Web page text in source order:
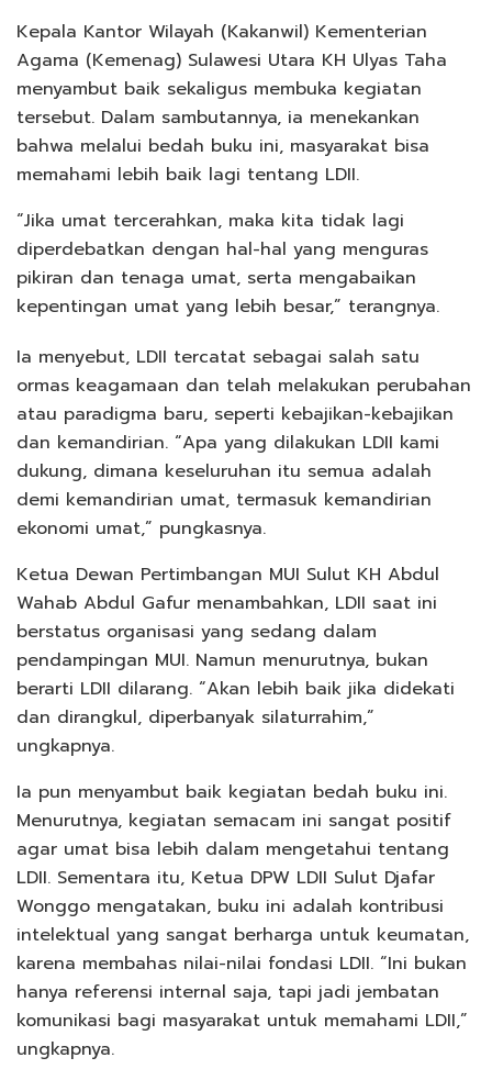
Kepala Kantor Wilayah (Kakanwil) Kementerian
Agama (Kemenag) Sulawesi Utara KH Ulyas Taha
menyambut baik sekaligus membuka kegiatan
tersebut. Dalam sambutannya, ia menekankan
bahwa melalui bedah buku ini, masyarakat bisa
memahami lebih baik lagi tentang LDII.
“Jika umat tercerahkan, maka kita tidak lagi
diperdebatkan dengan hal-hal yang menguras
pikiran dan tenaga umat, serta mengabaikan
kepentingan umat yang lebih besar,” terangnya.
Ia menyebut, LDII tercatat sebagai salah satu
ormas keagamaan dan telah melakukan perubahan
atau paradigma baru, seperti kebajikan-kebajikan
dan kemandirian. “Apa yang dilakukan LDII kami
dukung, dimana keseluruhan itu semua adalah
demi kemandirian umat, termasuk kemandirian
ekonomi umat,” pungkasnya.
Ketua Dewan Pertimbangan MUI Sulut KH Abdul
Wahab Abdul Gafur menambahkan, LDII saat ini
berstatus organisasi yang sedang dalam
pendampingan MUI. Namun menurutnya, bukan
berarti LDII dilarang. “Akan lebih baik jika didekati
dan dirangkul, diperbanyak silaturrahim,”
ungkapnya.
Ia pun menyambut baik kegiatan bedah buku ini.
Menurutnya, kegiatan semacam ini sangat positif
agar umat bisa lebih dalam mengetahui tentang
LDII. Sementara itu, Ketua DPW LDII Sulut Djafar
Wonggo mengatakan, buku ini adalah kontribusi
intelektual yang sangat berharga untuk keumatan,
karena membahas nilai-nilai fondasi LDII. “Ini bukan
hanya referensi internal saja, tapi jadi jembatan
komunikasi bagi masyarakat untuk memahami LDII,”
ungkapnya.